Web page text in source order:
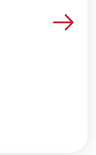
détails de la